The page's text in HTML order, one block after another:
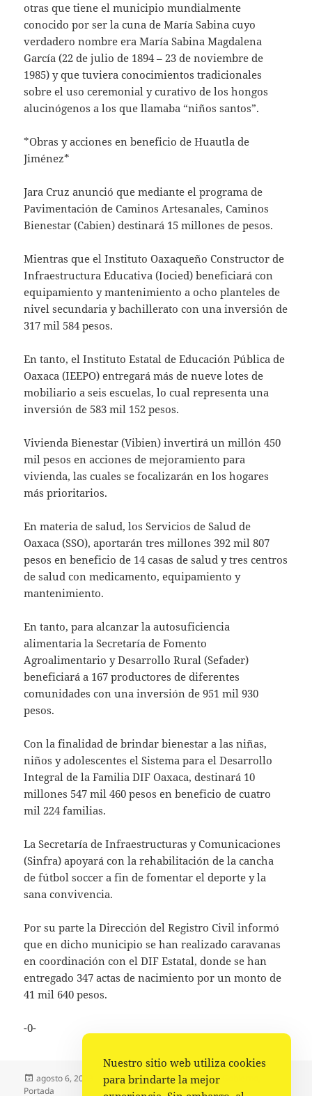
otras que tiene el municipio mundialmente
conocido por ser la cuna de María Sabina cuyo
verdadero nombre era María Sabina Magdalena
García (22 de julio de 1894 – 23 de noviembre de
1985) y que tuviera conocimientos tradicionales
sobre el uso ceremonial y curativo de los hongos
alucinógenos a los que llamaba “niños santos”.
*Obras y acciones en beneficio de Huautla de
Jiménez*
Jara Cruz anunció que mediante el programa de
Pavimentación de Caminos Artesanales, Caminos
Bienestar (Cabien) destinará 15 millones de pesos.
Mientras que el Instituto Oaxaqueño Constructor de
Infraestructura Educativa (Iocied) beneficiará con
equipamiento y mantenimiento a ocho planteles de
nivel secundaria y bachillerato con una inversión de
317 mil 584 pesos.
En tanto, el Instituto Estatal de Educación Pública de
Oaxaca (IEEPO) entregará más de nueve lotes de
mobiliario a seis escuelas, lo cual representa una
inversión de 583 mil 152 pesos.
Vivienda Bienestar (Vibien) invertirá un millón 450
mil pesos en acciones de mejoramiento para
vivienda, las cuales se focalizarán en los hogares
más prioritarios.
En materia de salud, los Servicios de Salud de
Oaxaca (SSO), aportarán tres millones 392 mil 807
pesos en beneficio de 14 casas de salud y tres centros
de salud con medicamento, equipamiento y
mantenimiento.
En tanto, para alcanzar la autosuficiencia
alimentaria la Secretaría de Fomento
Agroalimentario y Desarrollo Rural (Sefader)
beneficiará a 167 productores de diferentes
comunidades con una inversión de 951 mil 930
pesos.
Con la finalidad de brindar bienestar a las niñas,
niños y adolescentes el Sistema para el Desarrollo
Integral de la Familia DIF Oaxaca, destinará 10
millones 547 mil 460 pesos en beneficio de cuatro
mil 224 familias.
La Secretaría de Infraestructuras y Comunicaciones
(Sinfra) apoyará con la rehabilitación de la cancha
de fútbol soccer a fin de fomentar el deporte y la
sana convivencia.
Por su parte la Dirección del Registro Civil informó
que en dicho municipio se han realizado caravanas
en coordinación con el DIF Estatal, donde se han
entregado 347 actas de nacimiento por un monto de
41 mil 640 pesos.
-0-
Publicado
el
agosto 6, 2023 Autor
Comunicado Gobierno
Portada
Nuestro sitio web utiliza cookies
para brindarte la mejor